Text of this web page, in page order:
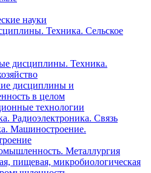
науки
Техника. Сельское
дисциплины. Техника.
дисциплины и
в целом
технологии
Радиоэлектроника. Связь
Машиностроение.
Металлургия
пищевая, микробиологическая